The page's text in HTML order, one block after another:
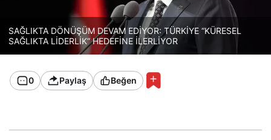
SAĞLIKTA DÖNÜŞÜM DEVAM EDİYOR: TÜRKİYE “KÜRESEL
SAĞLIKTA LİDERLİK” HEDEFİNE İLERLİYOR
0 Paylaş Beğen